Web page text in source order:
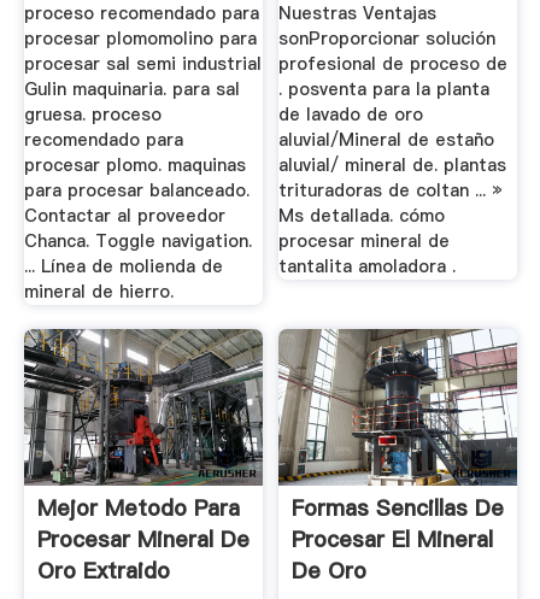
proceso recomendado para
procesar plomomolino para
procesar sal semi industrial
Gulin maquinaria. para sal
gruesa. proceso
recomendado para
procesar plomo. maquinas
para procesar balanceado.
Contactar al proveedor
Chanca. Toggle navigation.
... Línea de molienda de
mineral de hierro.
Nuestras Ventajas
sonProporcionar solución
profesional de proceso de
. posventa para la planta
de lavado de oro
aluvial/Mineral de estaño
aluvial/ mineral de. plantas
trituradoras de coltan ... »
Ms detallada. cómo
procesar mineral de
tantalita amoladora .
Mejor Metodo Para
Procesar Mineral De
Oro Extraido
Formas Sencillas De
Procesar El Mineral
De Oro